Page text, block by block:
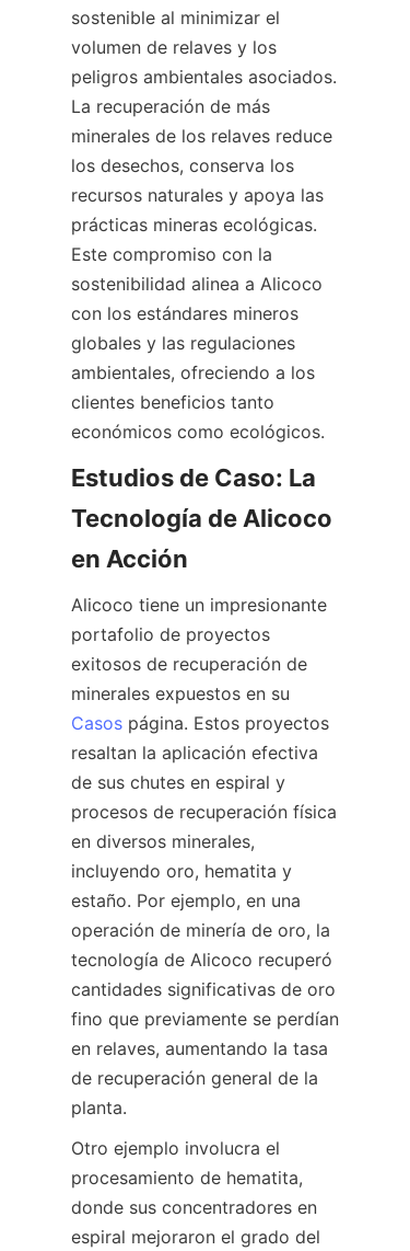
sostenible al minimizar el
volumen de relaves y los
peligros ambientales asociados.
La recuperación de más
minerales de los relaves reduce
los desechos, conserva los
recursos naturales y apoya las
prácticas mineras ecológicas.
Este compromiso con la
sostenibilidad alinea a Alicoco
con los estándares mineros
globales y las regulaciones
ambientales, ofreciendo a los
clientes beneficios tanto
Estudios de Caso: La
Tecnología de Alicoco
Alicoco tiene un impresionante
portafolio de proyectos
exitosos de recuperación de
Casos página. Estos proyectos
resaltan la aplicación efectiva
de sus chutes en espiral y
procesos de recuperación física
en diversos minerales,
incluyendo oro, hematita y
estaño. Por ejemplo, en una
operación de minería de oro, la
tecnología de Alicoco recuperó
cantidades significativas de oro
fino que previamente se perdían
en relaves, aumentando la tasa
de recuperación general de la
Otro ejemplo involucra el
procesamiento de hematita,
donde sus concentradores en
espiral mejoraron el grado del